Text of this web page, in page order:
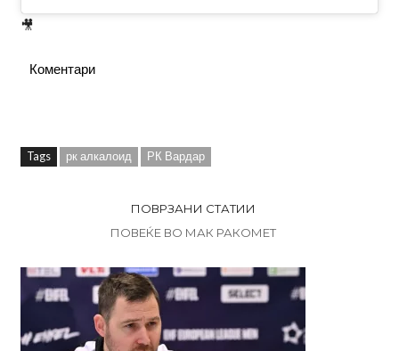
🎥
Коментари
Tags рк алкалоид РК Вардар
ПОВРЗАНИ СТАТИИ
ПОВЕЌЕ ВО МАК РАКОМЕТ